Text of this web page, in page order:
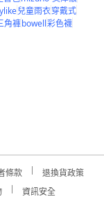
兒童雨衣穿戴式
角褲bowell彩色襪
條款
退換貨政策
資訊安全